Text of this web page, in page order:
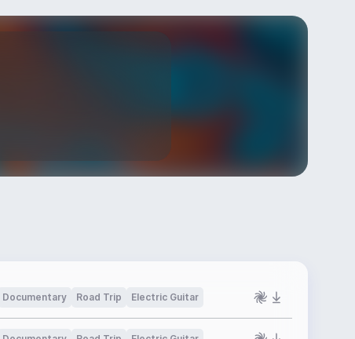
Documentary Road Trip Electric Guitar